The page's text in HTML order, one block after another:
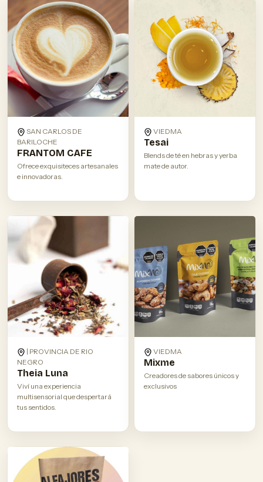
SAN CARLOS DE
BARILOCHE
FRANTOM CAFE
Ofrece exquisiteces artesanales
e innovadoras.
VIEDMA
Tesai
Blends de té en hebras y yerba
mate de autor.
| PROVINCIA DE RIO
NEGRO
Theia Luna
Viví una experiencia
multisensorial que despertará
tus sentidos.
VIEDMA
Mixme
Creadores de sabores únicos y
exclusivos